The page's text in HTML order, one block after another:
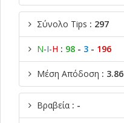
Σύνολο Tips : 297
Ν-Ι-Η : 98 - 3 - 196
Μέση Απόδοση : 3.86
Βραβεία : -